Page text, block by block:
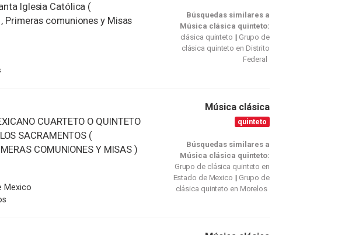
Iglesia Católica (
Primeras comuniones y Misas
Búsquedas similares a
Música clásica quinteto:
clásica quinteto
Grupo de
clásica quinteto en Distrito
Federal
CUARTETO O QUINTETO
SACRAMENTOS (
COMUNIONES Y MISAS )
Mexico
Música clásica
quinteto
Búsquedas similares a
Música clásica quinteto:
Grupo de clásica quinteto en
Estado de Mexico
Grupo de
clásica quinteto en Morelos